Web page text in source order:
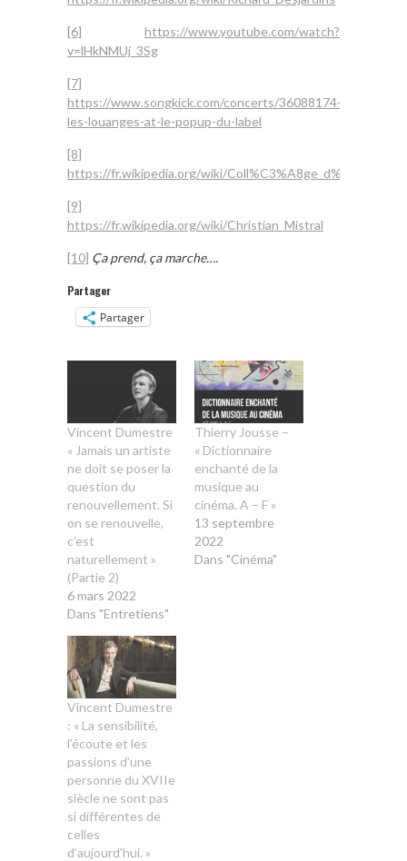
[6]
https://www.youtube.com/watch?
v=lHkNMUj_3Sg
[7]
https://www.songkick.com/concerts/36088174-
les-louanges-at-le-popup-du-label
[8]
https://fr.wikipedia.org/wiki/
[9]
https://fr.wikipedia.org/wiki/Christian_Mistral
[10] Ça prend, ça marche….
Partager
Partager
Vincent Dumestre
« Jamais un artiste
ne doit se poser la
question du
renouvellement. Si
on se renouvelle,
c’est
naturellement »
(Partie 2)
6 mars 2022
Dans "Entretiens"
Thierry Jousse –
« Dictionnaire
enchanté de la
musique au
cinéma. A – F »
13 septembre
2022
Dans "Cinéma"
Vincent Dumestre
: « La sensibilité,
l’écoute et les
passions d’une
personne du XVIIe
siècle ne sont pas
si différentes de
celles
d’aujourd’hui. »